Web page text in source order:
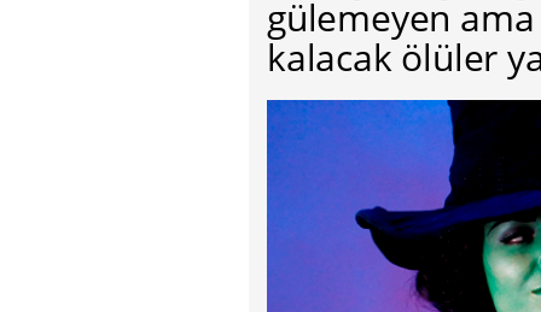
gülemeyen
kalacak ölüler